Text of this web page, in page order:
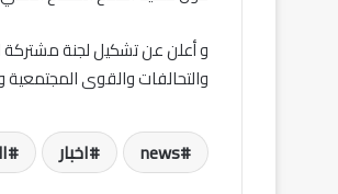
والتحالفات والقوى المجتمعية
news اخبار